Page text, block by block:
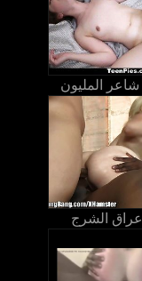
شاعر المليون
الشرج